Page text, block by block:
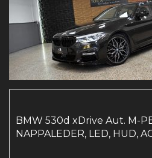
BMW 530d xDrive Aut. M-
NAPPALEDER, LED, HUD,